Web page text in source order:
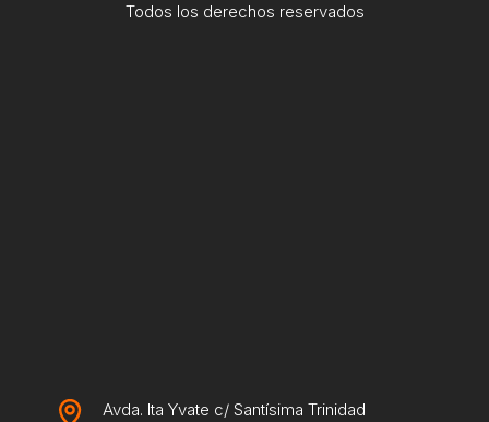
Todos los derechos reservados
Avda. Ita Yvate c/ Santísima Trinidad